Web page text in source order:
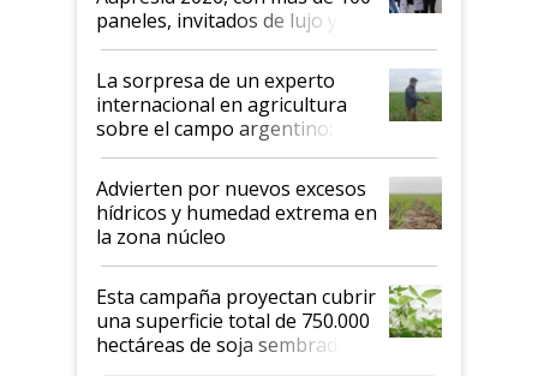
años"
paneles, invitados de lujo y
todas las tendencias
La sorpresa de un experto
internacional en agricultura
sobre el campo argentino:
"Estoy muy impresionado"
Advierten por nuevos excesos
hídricos y humedad extrema en
la zona núcleo
Esta campaña proyectan cubrir
una superficie total de 750.000
hectáreas de soja sembradas